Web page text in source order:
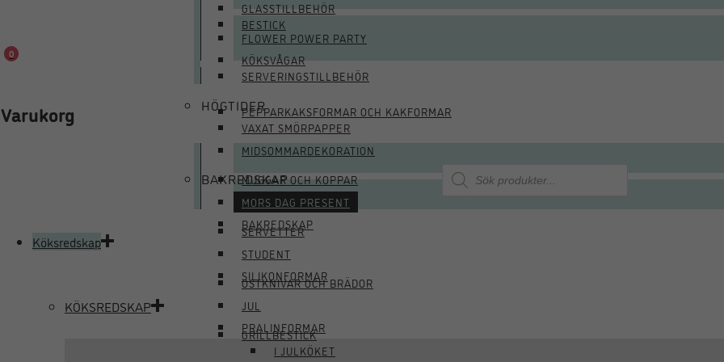
BESTICK
SERVERINGSTILLBEHÖR
VAXAT SMÖRPAPPER
MUGGAR OCH KOPPAR
SERVETTER
OSTKNIVAR OCH BRÄDOR
GRILLBESTICK
GLASSTILLBEHÖR
KÖKSVÅGAR
PEPPARKAKSFORMAR OCH KAKFORMAR
BAKREDSKAP
BAKREDSKAP
SILIKONFORMAR
PRALINFORMAR
FLOWER POWER PARTY
HÖGTIDER
MIDSOMMARDEKORATION
MORS DAG PRESENT
STUDENT
JUL
I JULKÖKET
0
Varukorg
Produktsökning
Köksredskap
KÖKSREDSKAP